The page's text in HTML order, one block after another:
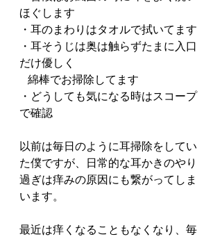
ほぐします
・耳のまわりはタオルで拭いてます
・耳そうじは奥は触らずたまに入口
だけ優しく
   綿棒でお掃除してます
・どうしても気になる時はスコープ
で確認
以前は毎日のように耳掃除をしてい
た僕ですが、日常的な耳かきのやり
過ぎは痒みの原因にも繋がってしま
います。
最近は痒くなることもなくなり、毎